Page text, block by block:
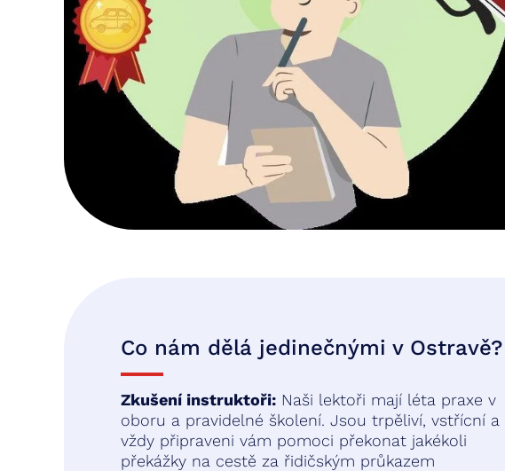
Co nám dělá jedinečnými v Ostravě?
Zkušení instruktoři: Naši lektoři mají léta praxe v
oboru a pravidelné školení. Jsou trpěliví, vstřícní a
vždy připraveni vám pomoci překonat jakékoli
překážky na cestě za řidičským průkazem